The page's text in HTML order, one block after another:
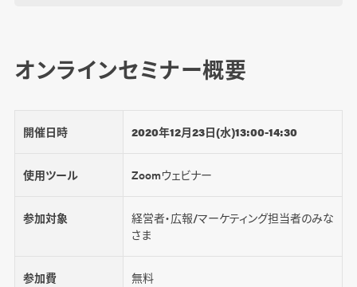
オンラインセミナー概要
開催日時 2020年12月23日(水)13:00-14:30
使用ツール Zoomウェビナー
参加対象
経営者・広報/マーケティング担当者のみな
さま
参加費 無料